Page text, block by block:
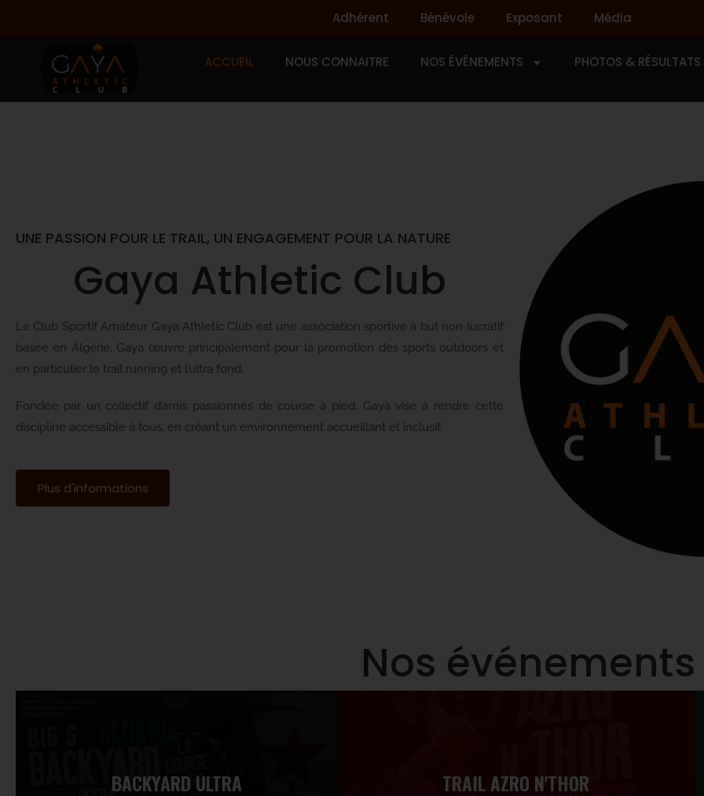
Adhérent Bénévole Exposant Média
ACCUEIL NOUS CONNAITRE NOS ÉVÉNEMENTS PHOTOS & RÉSULTATS
UNE PASSION POUR LE TRAIL, UN ENGAGEMENT POUR LA NATURE
Gaya Athletic Club
Le Club Sportif Amateur Gaya Athletic Club est une association sportive à but non lucratif
basée en Algérie. Gaya œuvre principalement pour la promotion des sports outdoors et
en particulier le trail running et l’ultra fond.
Fondée par un collectif d’amis passionnés de course à pied, Gaya vise à rendre cette
discipline accessible à tous, en créant un environnement accueillant et inclusif.
Plus d'informations
Nos événements
BACKYARD ULTRA TRAIL AZRO N'THOR